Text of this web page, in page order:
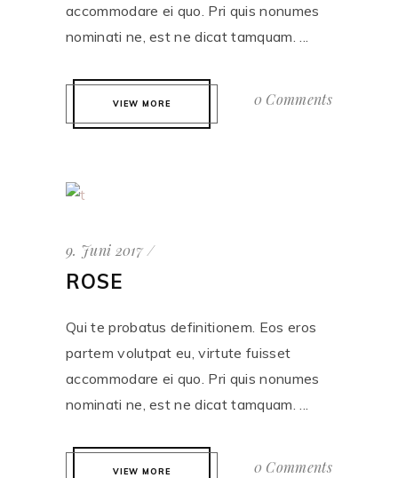
accommodare ei quo. Pri quis nonumes
nominati ne, est ne dicat tamquam. ...
VIEW MORE 0 Comments
9. Juni 2017
ROSE
Qui te probatus definitionem. Eos eros
partem volutpat eu, virtute fuisset
accommodare ei quo. Pri quis nonumes
nominati ne, est ne dicat tamquam. ...
VIEW MORE 0 Comments